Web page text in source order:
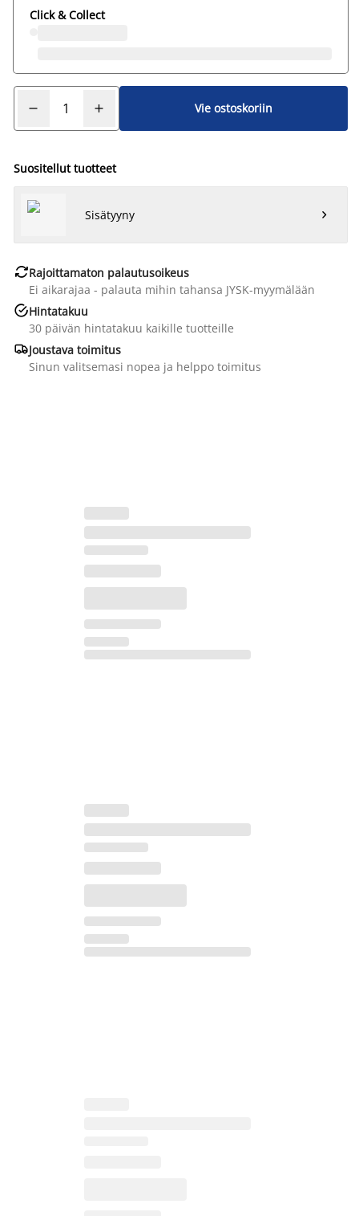
Click & Collect
Vie ostoskoriin
Suositellut tuotteet
Sisätyyny 
Rajoittamaton palautusoikeus
Ei aikarajaa - palauta mihin tahansa JYSK-myymälään
Hintatakuu
30 päivän hintatakuu kaikille tuotteille
Joustava toimitus
Sinun valitsemasi nopea ja helppo toimitus